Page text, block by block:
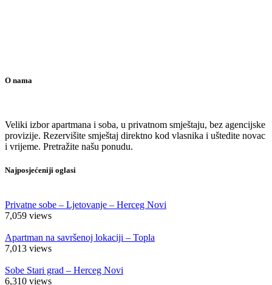
O nama
Veliki izbor apartmana i soba, u privatnom smještaju, bez agencijske
provizije. Rezervišite smještaj direktno kod vlasnika i uštedite novac
i vrijeme. Pretražite našu ponudu.
Najposjećeniji oglasi
Privatne sobe – Ljetovanje – Herceg Novi
7,059 views
Apartman na savršenoj lokaciji – Topla
7,013 views
Sobe Stari grad – Herceg Novi
6,310 views